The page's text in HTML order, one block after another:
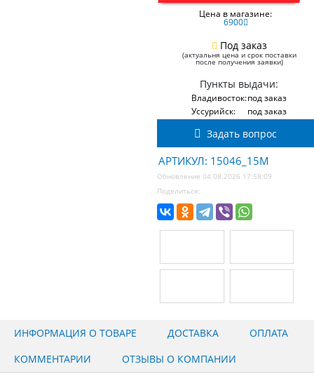
Цена в магазине:
6900
Под заказ
(актуальня цена и срок поставки
после получения заявки)
Пункты выдачи:
Владивосток:под заказ
Уссурийск:
под заказ
Задать вопрос
АРТИКУЛ: 15046_15M
Обновление 04.08.2026 17:58:09
Поделиться:
ИНФОРМАЦИЯ О ТОВАРЕ ДОСТАВКА
ОПЛАТА
КОММЕНТАРИИ
ОТЗЫВЫ О КОМПАНИИ